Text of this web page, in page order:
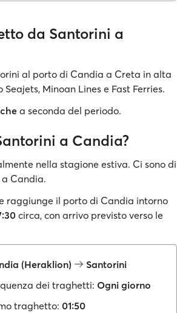
da Santorini a
al porto di Candia a Creta in alta
Minoan Lines e Fast Ferries.
a seconda del periodo.
a Candia?
nella stagione estiva. Ci sono di
Candia.
raggiunge il porto di Candia intorno
circa, con arrivo previsto verso le
(Heraklion)
Santorini
dei traghetti: Ogni giorno
traghetto: 01:50